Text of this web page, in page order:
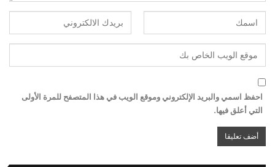
احفظ اسمي والبريد الإلكتروني وموقع الويب في هذا المتصفح للمرة الأولى
التي أعلق فيها.